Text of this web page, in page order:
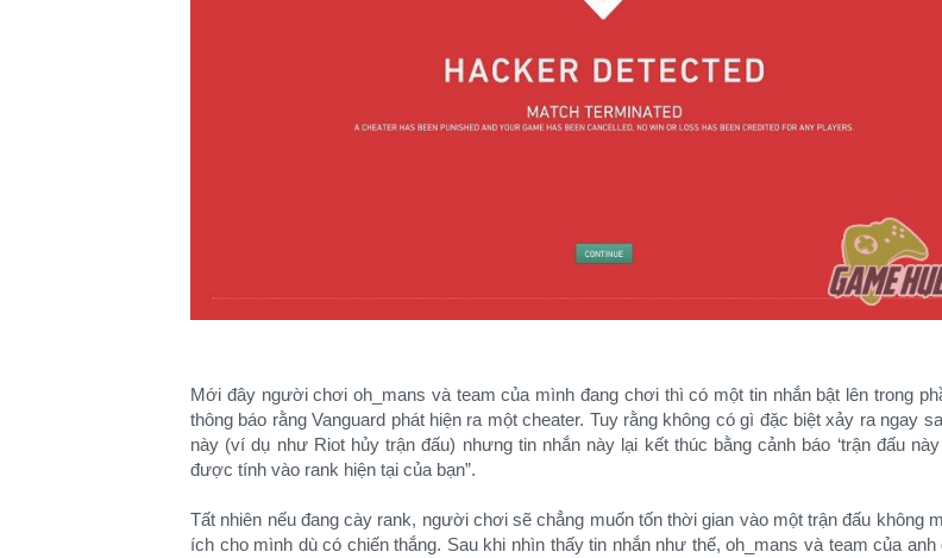
Mới đây người chơi oh_mans và team của mình đang chơi thì có một tin nhắn bật lên trong
thông báo rằng Vanguard phát hiện ra một cheater. Tuy rằng không có gì đặc biệt xảy ra ngay
này (ví dụ như Riot hủy trận đấu) nhưng tin nhắn này lại kết thúc bằng cảnh báo ‘trận đấu
được tính vào rank hiện tại của bạn”.
Tất nhiên nếu đang cày rank, người chơi sẽ chẳng muốn tốn thời gian vào một trận đấu không
ích cho mình dù có chiến thắng. Sau khi nhìn thấy tin nhắn như thế, oh_mans và team của anh